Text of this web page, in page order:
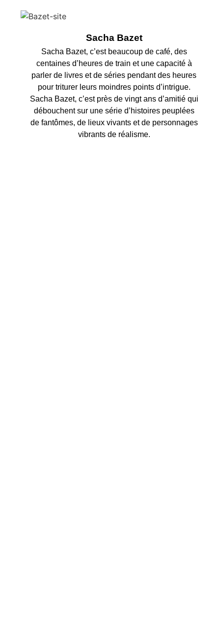
Sacha Bazet
Sacha Bazet, c’est beaucoup de café, des
centaines d’heures de train et une capacité à
parler de livres et de séries pendant des heures
pour triturer leurs moindres points d’intrigue.
Sacha Bazet, c’est près de vingt ans d’amitié qui
débouchent sur une série d’histoires peuplées
de fantômes, de lieux vivants et de personnages
vibrants de réalisme.